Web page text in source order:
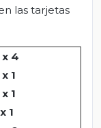
las tarjetas
x 4
1
1
1